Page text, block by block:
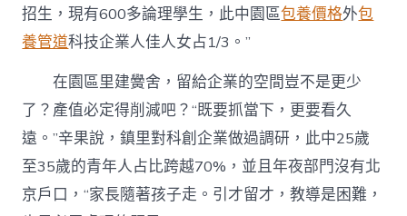
招生，現有600多論理學生，此中園區包養價格外包
養管道科技企業人佳人女占1/3。”
在園區里建黌舍，留給企業的空間豈不是更少
了？產值必定得削減吧？“既要抓當下，更要看久
遠。”辛果說，鎮里對科創企業做過調研，此中25歲
至35歲的青年人占比跨越70%，並且年夜部門沒有北
京戶口，“家長隨著孩子走。引才留才，教導是困難，